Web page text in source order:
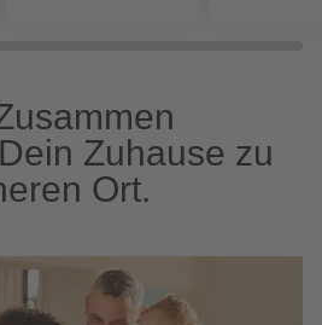
Zuhause zu
Ort.